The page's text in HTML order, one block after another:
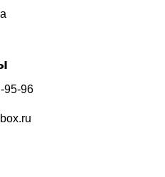
95-96